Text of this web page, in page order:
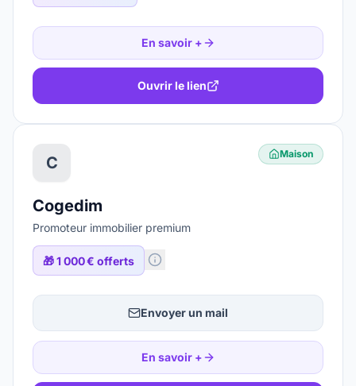
En savoir +
Ouvrir le lien
C Maison
Cogedim
Promoteur immobilier premium
🎁1 000 € offerts
Envoyer un mail
En savoir +